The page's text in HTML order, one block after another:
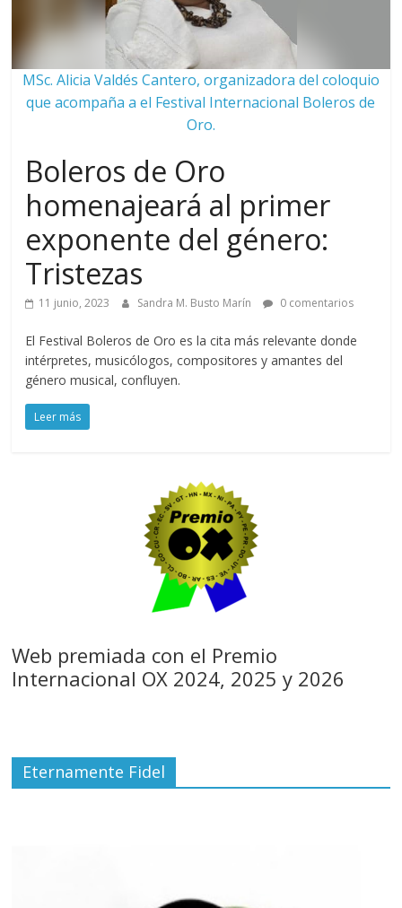
MSc. Alicia Valdés Cantero, organizadora del coloquio
que acompaña a el Festival Internacional Boleros de
Oro.
Boleros de Oro
homenajeará al primer
exponente del género:
Tristezas
11 junio, 2023 Sandra M. Busto Marín 0 comentarios
El Festival Boleros de Oro es la cita más relevante donde
intérpretes, musicólogos, compositores y amantes del
género musical, confluyen.
Leer más
Web premiada con el Premio
Internacional OX 2024, 2025 y 2026
Eternamente Fidel